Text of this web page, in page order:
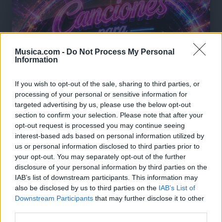
Musica.com - Do Not Process My Personal
Information
If you wish to opt-out of the sale, sharing to third parties, or
processing of your personal or sensitive information for
targeted advertising by us, please use the below opt-out
section to confirm your selection. Please note that after your
opt-out request is processed you may continue seeing
interest-based ads based on personal information utilized by
us or personal information disclosed to third parties prior to
your opt-out. You may separately opt-out of the further
disclosure of your personal information by third parties on the
IAB’s list of downstream participants. This information may
also be disclosed by us to third parties on the IAB’s List of
Downstream Participants that may further disclose it to other
🪐🚀 Canciones para Ver las Estrellas:
Psicodelia y Space Rock 🎸✨
🌌🚀 Viaje intergaláctico: la mejor selección de
psicodelia, space rock y atmósferas cósmicas para
tus noches de astronomía. 🪐🎸 Desconecta, mira